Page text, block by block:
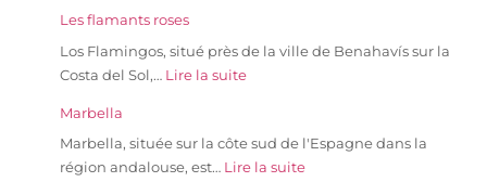
Les flamants roses
Los Flamingos, situé près de la ville de Benahavís sur la
Costa del Sol,… Lire la suite
Marbella
Marbella, située sur la côte sud de l'Espagne dans la
région andalouse, est… Lire la suite